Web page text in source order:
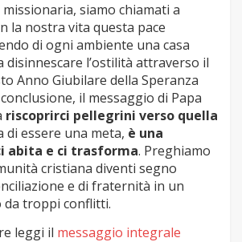
siamo chiamati a
la nostra vita questa pace
di ogni ambiente una casa
disinnescare l’ostilità attraverso il
Anno Giubilare della Speranza
il messaggio di Papa
riscoprirci pellegrini verso quella
di essere una meta, è una
abita e ci trasforma. Preghiamo
cristiana diventi segno
e di fraternità in un
da troppi conflitti.
leggi il messaggio integrale